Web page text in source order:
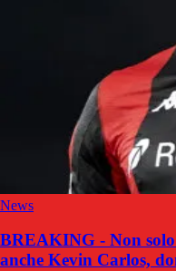
News
BREAKING - Non
anche Kevin Carlos,